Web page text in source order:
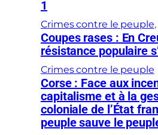
1
Crimes contre le peuple,
Coupes rases : En
résistance populaire
Crimes contre le peuple
Corse : Face aux
capitalisme et à la
coloniale de l’État
peuple sauve le